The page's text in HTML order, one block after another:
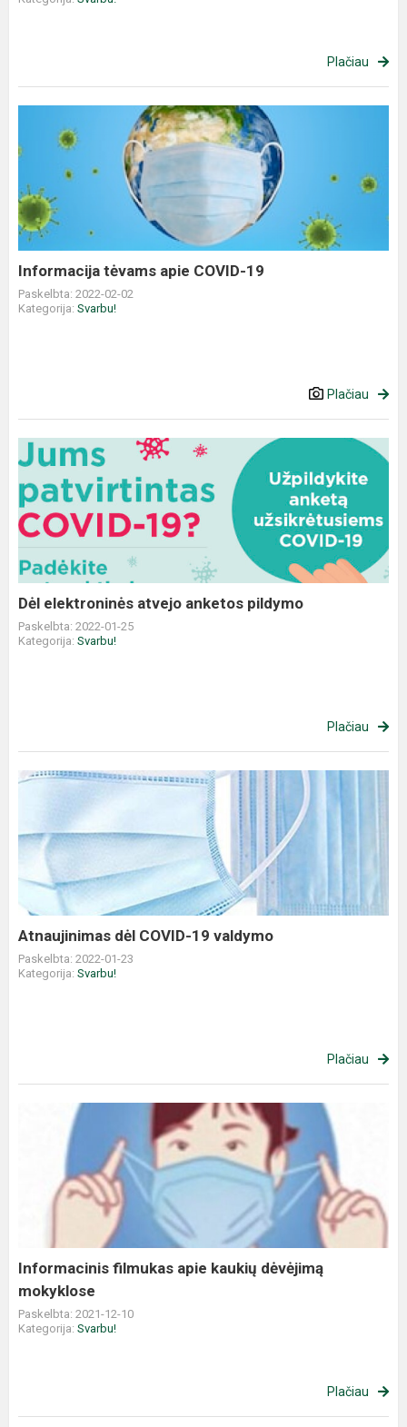
Plačiau
Informacija tėvams apie COVID-19
Paskelbta: 2022-02-02
Kategorija: Svarbu!
Plačiau
Dėl elektroninės atvejo anketos pildymo
Paskelbta: 2022-01-25
Kategorija: Svarbu!
Plačiau
Atnaujinimas dėl COVID-19 valdymo
Paskelbta: 2022-01-23
Kategorija: Svarbu!
Plačiau
Informacinis filmukas apie kaukių dėvėjimą
mokyklose
Paskelbta: 2021-12-10
Kategorija: Svarbu!
Plačiau